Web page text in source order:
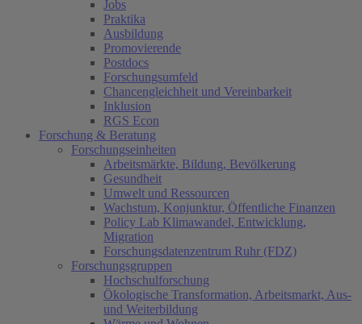
Jobs
Praktika
Ausbildung
Promovierende
Postdocs
Forschungsumfeld
Chancengleichheit und Vereinbarkeit
Inklusion
RGS Econ
Forschung & Beratung
Forschungseinheiten
Arbeitsmärkte, Bildung, Bevölkerung
Gesundheit
Umwelt und Ressourcen
Wachstum, Konjunktur, Öffentliche Finanzen
Policy Lab Klimawandel, Entwicklung,
Migration
Forschungsdatenzentrum Ruhr (FDZ)
Forschungsgruppen
Hochschulforschung
Ökologische Transformation, Arbeitsmarkt, Aus-
und Weiterbildung